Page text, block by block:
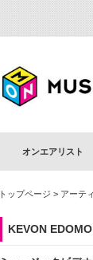
オンエアリスト
トップページ > アーテ
KEVON